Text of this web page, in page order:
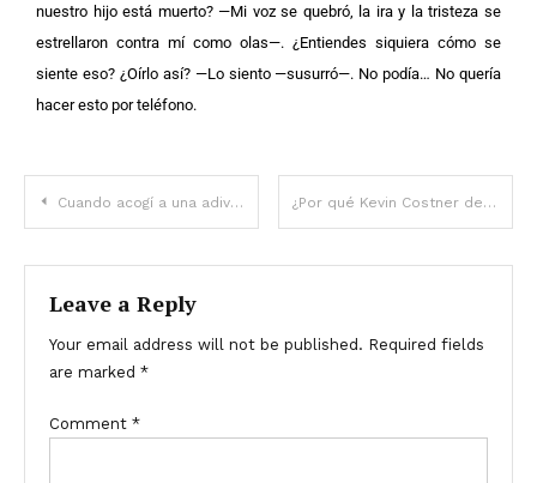
nuestro hijo está muerto? —Mi voz se quebró, la ira y la tristeza se
estrellaron contra mí como olas—. ¿Entiendes siquiera cómo se
siente eso? ¿Oírlo así? —Lo siento —susurró—. No podía… No quería
hacer esto por teléfono.
Cuando acogí a una adivina con un recién nacido, pensé que solo estaba ofreciendo refugio. Pero a la mañana siguiente, mi propia hija desapareció de su habitación. ¿Por qué Kevin Costner decidió dejar ‘Yellowstone’ después de 5 temporadas como su personaje principal?
Leave a Reply
Your email address will not be published. Required fields
are marked *
Comment *